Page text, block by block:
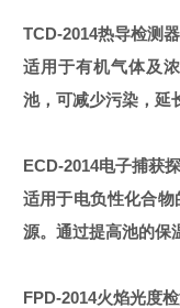
TCD-2014热导检测器
适用于有机气体及
池，可减少污染，延
ECD-2014电子捕获
适用于电负性化合
源。通过提高池的保
FPD-2014火焰光度